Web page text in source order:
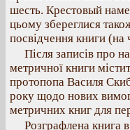
шесть. Крестовый
цьому збереглися
посвідчення книги (на
Після записів про
метричної книги
протопопа Василя
року щодо нових
метричних книг для
Розграфлена книга